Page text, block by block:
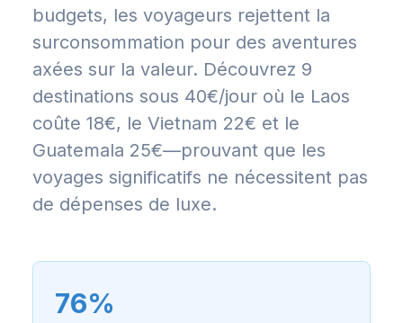
budgets, les voyageurs rejettent la
surconsommation pour des aventures
axées sur la valeur. Découvrez 9
destinations sous 40€/jour où le Laos
coûte 18€, le Vietnam 22€ et le
Guatemala 25€—prouvant que les
voyages significatifs ne nécessitent pas
de dépenses de luxe.
76%